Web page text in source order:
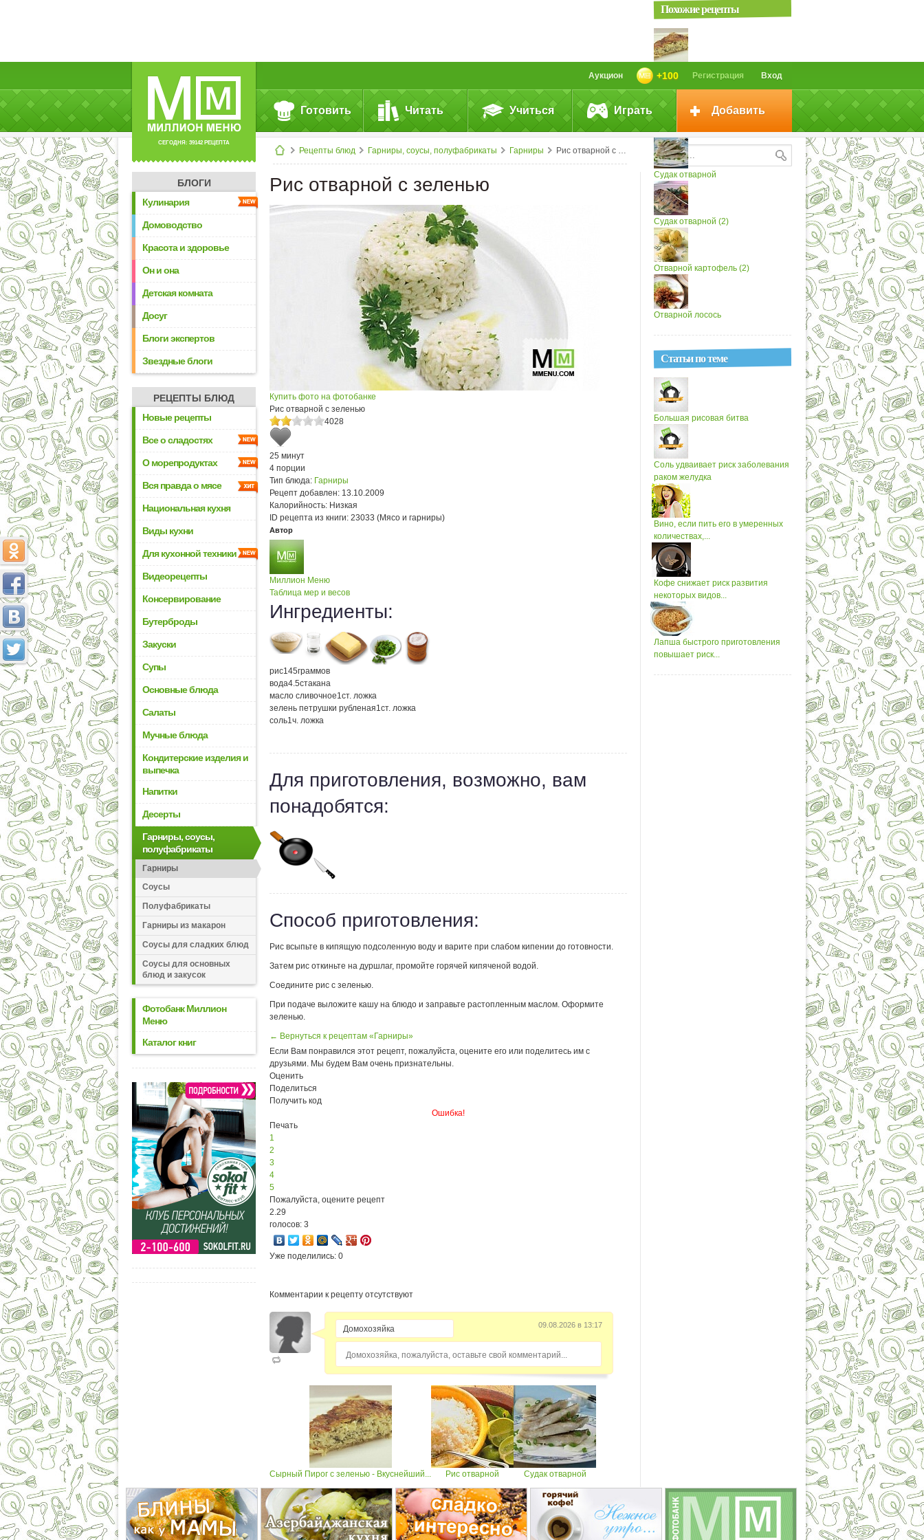
СЕГОДНЯ: 39142 РЕЦЕПТА
Вход
Регистрация
+100
Аукцион
Готовить Читать Учиться Играть Добавить
Рецепты блюд Гарниры, соусы, полуфабрикаты Гарниры Рис отварной с зеленью
БЛОГИ
Кулинария
Домоводство
Красота и здоровье
Он и она
Детская комната
Досуг
Блоги экспертов
Звездные блоги
РЕЦЕПТЫ БЛЮД
Новые рецепты
Все о сладостях
О морепродуктах
Вся правда о мясе
Национальная кухня
Виды кухни
Для кухонной техники
Видеорецепты
Консервирование
Бутерброды
Закуски
Супы
Основные блюда
Салаты
Мучные блюда
Кондитерские изделия и
выпечка
Напитки
Десерты
Гарниры, соусы,
полуфабрикаты
Гарниры
Соусы
Полуфабрикаты
Гарниры из макарон
Соусы для сладких блюд
Соусы для основных
блюд и закусок
Фотобанк Миллион
Меню
Каталог книг
Рис отварной с зеленью
Купить фото на фотобанке
Рис отварной с зеленью
4028
25 минут
4 порции
Тип блюда: Гарниры
Рецепт добавлен: 13.10.2009
Калорийность: Низкая
ID рецепта из книги: 23033 (Мясо и гарниры)
Автор
Миллион Меню
Таблица мер и весов
Ингредиенты:
рис145граммов
вода4.5стакана
масло сливочное1ст. ложка
зелень петрушки рубленая1ст. ложка
соль1ч. ложка
Для приготовления, возможно, вам
понадобятся:
Способ приготовления:
Рис всыпьте в кипящую подсоленную воду и варите при слабом кипении до готовности.
Затем рис откиньте на дуршлаг, промойте горячей кипяченой водой.
Соедините рис с зеленью.
При подаче выложите кашу на блюдо и заправьте растопленным маслом. Оформите
зеленью.
← Вернуться к рецептам «Гарниры»
Если Вам понравился этот рецепт, пожалуйста, оцените его или поделитесь им с
друзьями. Мы будем Вам очень признательны.
Оценить
Поделиться
Получить код
Ошибка!
Печать
1
2
3
4
5
Пожалуйста, оцените рецепт
2.29
голосов: 3
Уже поделились: 0
Комментарии к рецепту отсутствуют
09.08.2026 в 13:17
Домохозяйка, пожалуйста, оставьте свой комментарий...
Сырный Пирог с зеленью - Вкуснейший... Рис отварной Судак отварной
Похожие рецепты
Вкуснейший...
Рис отварной
Судак отварной
Судак отварной (2)
Отварной картофель (2)
Отварной лосось
Статьи по теме
Большая рисовая битва
Cоль удваивает риск заболевания
раком желудка
Вино, если пить его в умеренных
количествах,...
Кофе снижает риск развития
некоторых видов...
Лапша быстрого приготовления
повышает риск...